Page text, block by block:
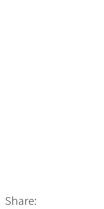
Share: